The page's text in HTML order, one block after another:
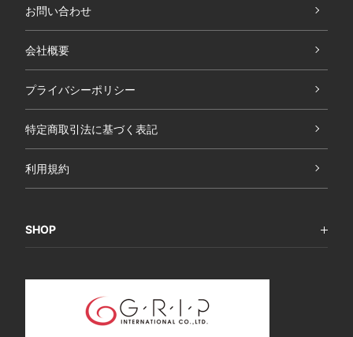
お問い合わせ
会社概要
プライバシーポリシー
特定商取引法に基づく表記
利用規約
SHOP